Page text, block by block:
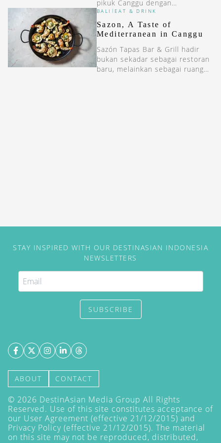
pikuk Canggu dengan
menawarkan sebuah ketenangan
personal.
BALI | EAT & DRINK
Sazon, A Taste of
Mediterranean in Canggu
Sazón Tapas Bar & Grill hadir
bukan sekadar sebagai restoran
baru, melainkan sebagai ruang
STAY INSPIRED WITH OUR DESTINASIAN INDONESIA
NEWSLETTERS
SUBSCRIBE
ABOUT CONTACT
© 2026 DestinAsian Media Group All Rights
Reserved. Use of this site constitutes acceptance of
our User Agreement (effective 21/12/2015) and
Privacy Policy (effective 21/12/2015). The material
on this site may not be reproduced, distributed,